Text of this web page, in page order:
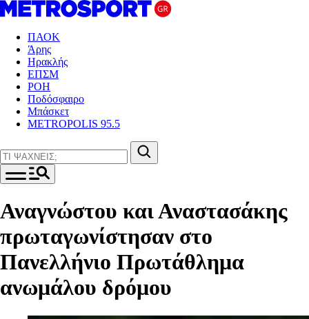
ΠΑΟΚ
Άρης
Ηρακλής
ΕΠΣΜ
ΡΟΗ
Ποδόσφαιρο
Μπάσκετ
METROPOLIS 95.5
Αναγνώστου και Αναστασάκης
πρωταγωνίστησαν στο
Πανελλήνιο Πρωτάθλημα
ανωμάλου δρόμου